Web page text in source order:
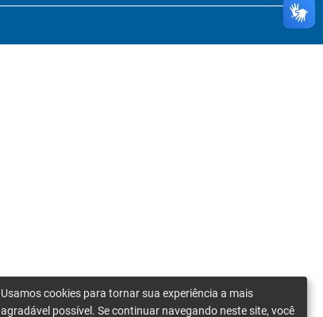
Usamos cookies para tornar sua experiência a mais
agradável possível. Se continuar navegando neste site, você